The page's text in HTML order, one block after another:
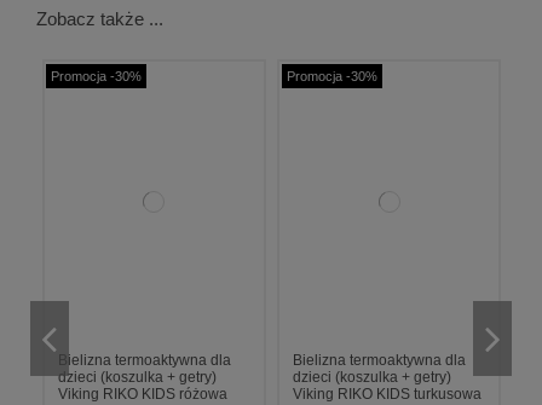
Zobacz także ...
Promocja -30%
Bielizna termoaktywna dla
dzieci (koszulka + getry)
Viking RIKO KIDS różowa
Promocja -30%
Bielizna termoaktywna dla
dzieci (koszulka + getry)
Viking RIKO KIDS turkusowa